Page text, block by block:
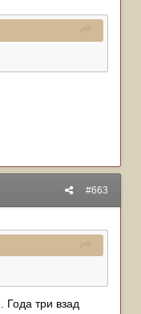
#663
Года три взад